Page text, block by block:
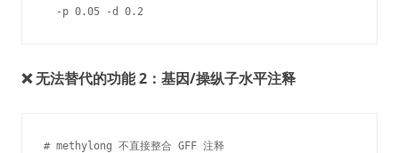
  -p 0.05 -d 0.2
❌ 无法替代的功能 2：基因/操纵子水平注释
# methylong 不直接整合 GFF 注释